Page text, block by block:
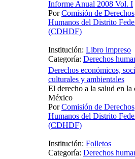
Informe Anual 2008 Vol. I
PorComisión de Derechos
Humanos del Distrito
(CDHDF)
Institución: Libro impreso
Categoría: Derechos
Derechos económicos,
culturales y ambientales
El derecho a la salud en la
México
PorComisión de Derechos
Humanos del Distrito
(CDHDF)
Institución: Folletos
Categoría: Derechos